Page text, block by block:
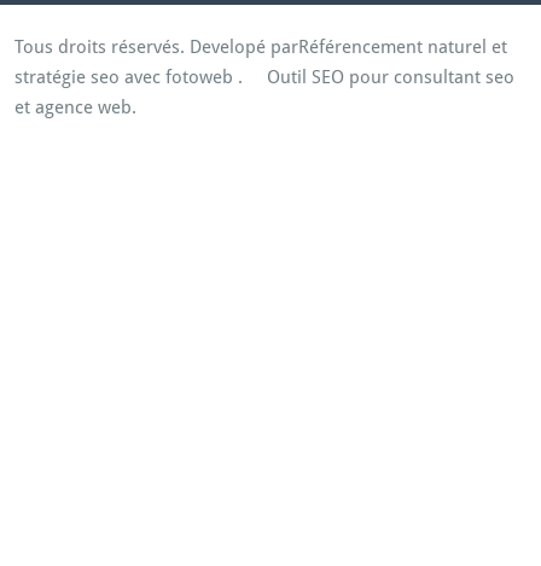
Tous droits réservés. Developé parRéférencement naturel et
stratégie seo avec fotoweb . Outil SEO pour consultant seo
et agence web.